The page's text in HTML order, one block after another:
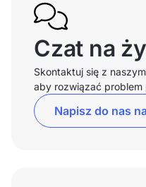
Czat na
Skontaktuj się z
aby rozwiązać problem
Napisz do nas